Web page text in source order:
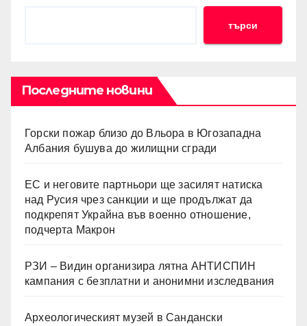
търси
Последните новини
Горски пожар близо до Вльора в Югозападна
Албания бушува до жилищни сгради
ЕС и неговите партньори ще засилят натиска
над Русия чрез санкции и ще продължат да
подкрепят Украйна във военно отношение,
подчерта Макрон
РЗИ – Видин организира лятна АНТИСПИН
кампания с безплатни и анонимни изследвания
Археологическият музей в Сандански